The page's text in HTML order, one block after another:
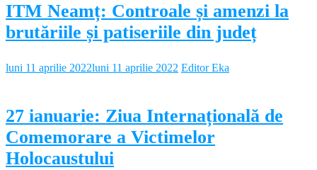
ITM Neamț: Controale și amenzi la
brutăriile și patiseriile din județ
luni 11 aprilie 2022luni 11 aprilie 2022 Editor Eka
27 ianuarie: Ziua Internațională de
Comemorare a Victimelor
Holocaustului